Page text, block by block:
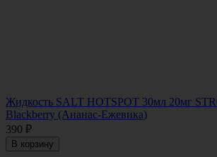
Жидкость SALT HOTSPOT 30мл 20мг
Blackberry (Ананас-Ежевика)
390 ₽
В корзину